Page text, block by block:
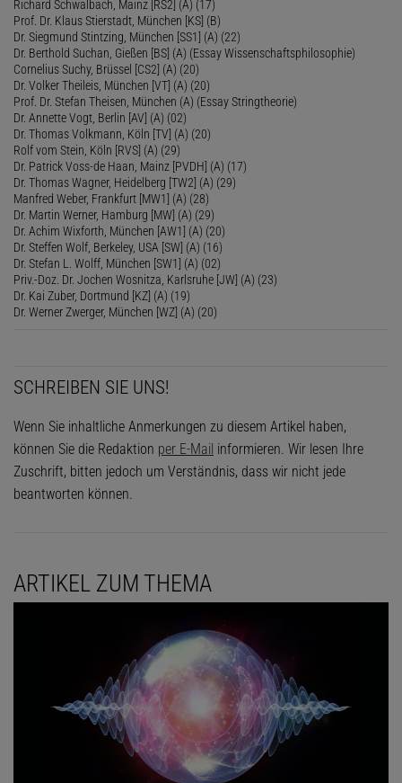
Richard Schwalbach, Mainz [RS2] (A) (17)
Prof. Dr. Klaus Stierstadt, München [KS] (B)
Dr. Siegmund Stintzing, München [SS1] (A) (22)
Dr. Berthold Suchan, Gießen [BS] (A) (Essay Wissenschaftsphilosophie)
Cornelius Suchy, Brüssel [CS2] (A) (20)
Dr. Volker Theileis, München [VT] (A) (20)
Prof. Dr. Stefan Theisen, München (A) (Essay Stringtheorie)
Dr. Annette Vogt, Berlin [AV] (A) (02)
Dr. Thomas Volkmann, Köln [TV] (A) (20)
Rolf vom Stein, Köln [RVS] (A) (29)
Dr. Patrick Voss-de Haan, Mainz [PVDH] (A) (17)
Dr. Thomas Wagner, Heidelberg [TW2] (A) (29)
Manfred Weber, Frankfurt [MW1] (A) (28)
Dr. Martin Werner, Hamburg [MW] (A) (29)
Dr. Achim Wixforth, München [AW1] (A) (20)
Dr. Steffen Wolf, Berkeley, USA [SW] (A) (16)
Dr. Stefan L. Wolff, München [SW1] (A) (02)
Priv.-Doz. Dr. Jochen Wosnitza, Karlsruhe [JW] (A) (23)
Dr. Kai Zuber, Dortmund [KZ] (A) (19)
Dr. Werner Zwerger, München [WZ] (A) (20)
SCHREIBEN SIE UNS!
Wenn Sie inhaltliche Anmerkungen zu diesem Artikel haben,
können Sie die Redaktion per E-Mail informieren. Wir lesen Ihre
Zuschrift, bitten jedoch um Verständnis, dass wir nicht jede
beantworten können.
ARTIKEL ZUM THEMA